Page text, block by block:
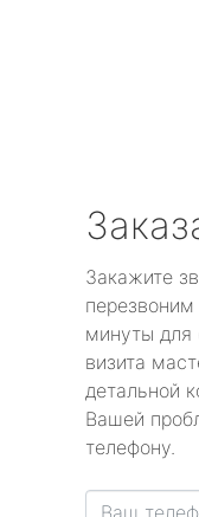
Закажите
минуты для
визита
детальной
Вашей
телефону.